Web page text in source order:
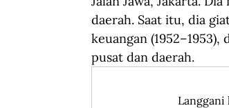
daerah. Saat itu, dia
keuangan
pusat dan daerah.